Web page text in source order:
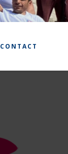
CONTACT